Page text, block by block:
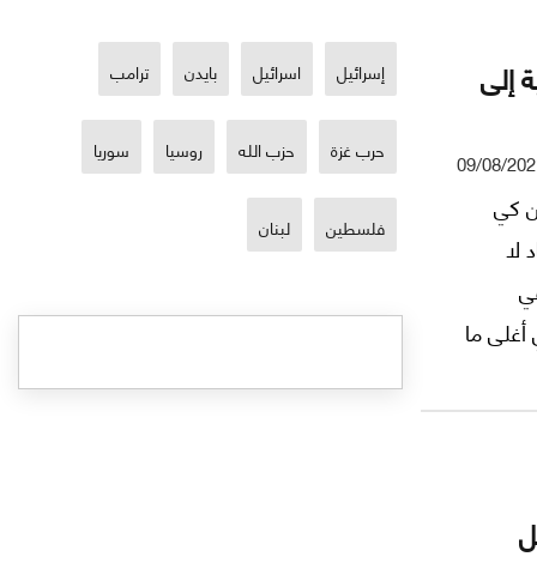
إلى
09/08/
كي
لا
ما
إسرائيل اسرائيل بايدن ترامب
حرب غزة حزب الله روسيا سوريا
فلسطين لبنان